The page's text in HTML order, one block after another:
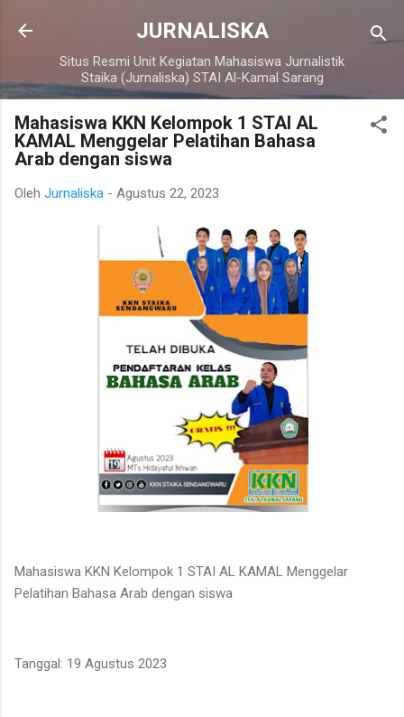
Langsung ke konten utama
JURNALISKA
Situs Resmi Unit Kegiatan Mahasiswa Jurnalistik
Staika (Jurnaliska) STAI Al-Kamal Sarang
Mahasiswa KKN Kelompok 1 STAI AL
KAMAL Menggelar Pelatihan Bahasa
Arab dengan siswa
Oleh Jurnaliska - Agustus 22, 2023
Mahasiswa KKN Kelompok 1 STAI AL KAMAL Menggelar
Pelatihan Bahasa Arab dengan siswa
Tanggal: 19 Agustus 2023